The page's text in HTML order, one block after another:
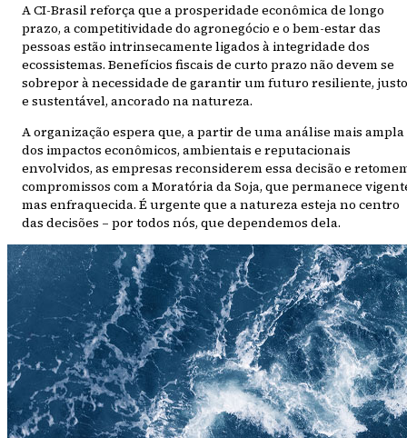
A CI-Brasil reforça que a prosperidade econômica de longo
prazo, a competitividade do agronegócio e o bem-estar das
pessoas estão intrinsecamente ligados à integridade dos
ecossistemas. Benefícios fiscais de curto prazo não devem se
sobrepor à necessidade de garantir um futuro resiliente, justo
e sustentável, ancorado na natureza.
A organização espera que, a partir de uma análise mais ampla
dos impactos econômicos, ambientais e reputacionais
envolvidos, as empresas reconsiderem essa decisão e
compromissos com a Moratória da Soja, que permanece
mas enfraquecida. É urgente que a natureza esteja no centro
das decisões – por todos nós, que dependemos dela.